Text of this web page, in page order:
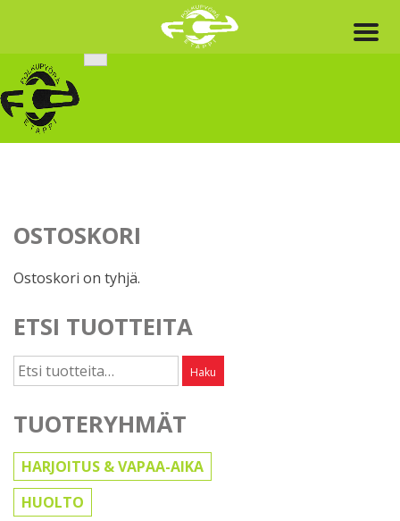
content
OSTOSKORI
Ostoskori on tyhjä.
ETSI TUOTTEITA
Etsi: Haku
TUOTERYHMÄT
HARJOITUS & VAPAA-AIKA
HUOLTO